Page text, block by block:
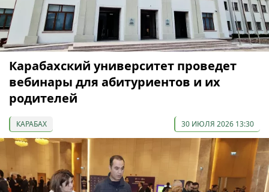
Карабахский университет проведет
вебинары для абитуриентов и их
родителей
КАРАБАХ 30 ИЮЛЯ 2026 13:30